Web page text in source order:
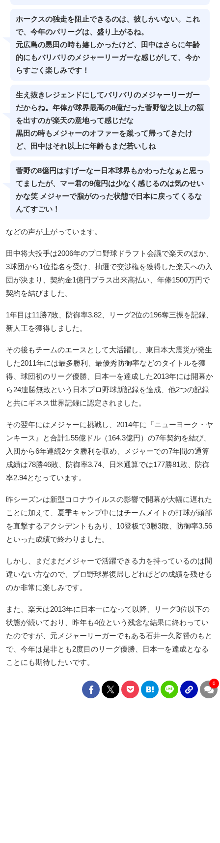
ホークスの独走を阻止できるのは、彼しかいない。これ
で、今年のパリーグは、盛り上がるね。
元広島の黒田の時も嬉しかったけど、田中はさらに年齢
的にもバリバリのメジャーリーガーな感じがして、今か
らすごく楽しみです！
生え抜きレジェンドにしてバリバリのメジャーリーガー
だからね。年俸が球界最高の8億だった菅野智之以上の額
を出すのが楽天の意地って感じだな
黒田の時もメジャーのオファーを蹴って帰ってきたけ
ど、田中はそれ以上に年齢もまだ若いしね
菅野の8億円はすげーなー日本球界もかわったなぁと思っ
てましたが、マー君の9億円は少なく感じるのは気のせい
かな笑 メジャーで脂がのった状態で日本に戻ってくるな
んてすごい！
などの声が上がっています。
田中将大投手は2006年のプロ野球ドラフト会議で楽天のほか、
3球団から1位指名を受け、抽選で交渉権を獲得した楽天への入
団が決まり、契約金1億円プラス出来高払い、年俸1500万円で
契約を結びました。
1年目は11勝7敗、防御率3.82、リーグ2位の196奪三振を記録、
新人王を獲得しました。
その後もチームのエースとして大活躍し、東日本大震災が発生
した2011年には最多勝利、最優秀防御率などのタイトルを獲
得、球団初のリーグ優勝、日本一を達成した2013年には開幕か
ら24連勝無敗という日本プロ野球新記録を達成、他2つの記録
と共にギネス世界記録に認定されました。
その翌年にはメジャーに挑戦し、2014年に『ニューヨーク・ヤ
ンキース』と合計1.55億ドル（164.3億円）の7年契約を結び、
入団から6年連続2ケタ勝利を収め、メジャーでの7年間の通算
成績は78勝46敗、防御率3.74、日米通算では177勝81敗、防御
率2.94となっています。
昨シーズンは新型コロナウイルスの影響で開幕が大幅に遅れた
ことに加えて、夏季キャンプ中にはチームメイトの打球が頭部
を直撃するアクシデントもあり、10登板で3勝3敗、防御率3.56
といった成績で終わりました。
しかし、まだまだメジャーで活躍できる力を持っているのは間
違いない方なので、プロ野球界復帰しどれほどの成績を残せる
のか非常に楽しみです。
また、楽天は2013年に日本一になって以降、リーグ3位以下の
状態が続いており、昨年も4位という残念な結果に終わってい
たのですが、元メジャーリーガーでもある石井一久監督のもと
で、今年は是非とも2度目のリーグ優勝、日本一を達成となる
ことにも期待したいです。
0